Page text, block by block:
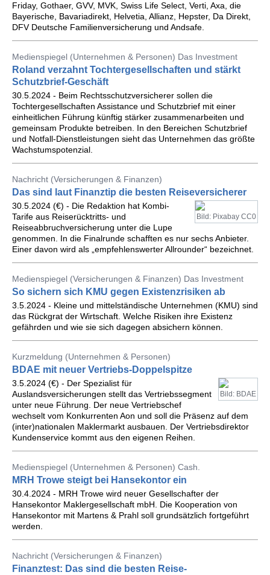
Friday, Gothaer, GVV, MVK, Swiss Life Select, Verti, Axa, die
Bayerische, Bavariadirekt, Helvetia, Allianz, Hepster, Da Direkt,
DFV Deutsche Familienversicherung und Andsafe.
Medienspiegel (Unternehmen & Personen) Das Investment
Roland verzahnt Tochtergesellschaften und stärkt
Schutzbrief-Geschäft
30.5.2024 - Beim Rechtsschutzversicherer sollen die
Tochtergesellschaften Assistance und Schutzbrief mit einer
einheitlichen Führung künftig stärker zusammenarbeiten und
gemeinsam Produkte betreiben. In den Bereichen Schutzbrief
und Notfall-Dienstleistungen sieht das Unternehmen das größte
Wachstumspotenzial.
Nachricht (Versicherungen & Finanzen)
Das sind laut Finanztip die besten Reiseversicherer
Bild: Pixabay CC0
30.5.2024 (€) - Die Redaktion hat Kombi-
Tarife aus Reiserücktritts- und
Reiseabbruchversicherung unter die Lupe
genommen. In die Finalrunde schafften es nur sechs Anbieter.
Einer davon wird als „empfehlenswerter Allrounder“ bezeichnet.
Medienspiegel (Versicherungen & Finanzen) Das Investment
So sichern sich KMU gegen Existenzrisiken ab
3.5.2024 - Kleine und mittelständische Unternehmen (KMU) sind
das Rückgrat der Wirtschaft. Welche Risiken ihre Existenz
gefährden und wie sie sich dagegen absichern können.
Kurzmeldung (Unternehmen & Personen)
BDAE mit neuer Vertriebs-Doppelspitze
Bild: BDAE
3.5.2024 (€) - Der Spezialist für
Auslandsversicherungen stellt das Vertriebssegment
unter neue Führung. Der neue Vertriebschef
wechselt vom Konkurrenten Aon und soll die Präsenz auf dem
(inter)nationalen Maklermarkt ausbauen. Der Vertriebsdirektor
Kundenservice kommt aus den eigenen Reihen.
Medienspiegel (Unternehmen & Personen) Cash.
MRH Trowe steigt bei Hansekontor ein
30.4.2024 - MRH Trowe wird neuer Gesellschafter der
Hansekontor Maklergesellschaft mbH. Die Kooperation von
Hansekontor mit Martens & Prahl soll grundsätzlich fortgeführt
werden.
Nachricht (Versicherungen & Finanzen)
Finanztest: Das sind die besten Reise-